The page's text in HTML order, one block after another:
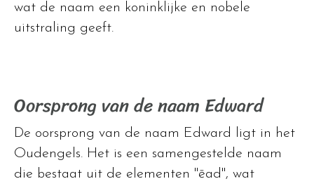
wat de naam een koninklijke en nobele
uitstraling geeft.
Oorsprong van de naam Edward
De oorsprong van de naam Edward ligt in het
Oudengels. Het is een samengestelde naam
die bestaat uit de elementen "ēad", wat